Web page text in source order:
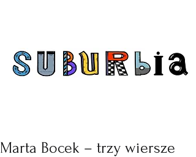
Marta Bocek – trzy wiersze